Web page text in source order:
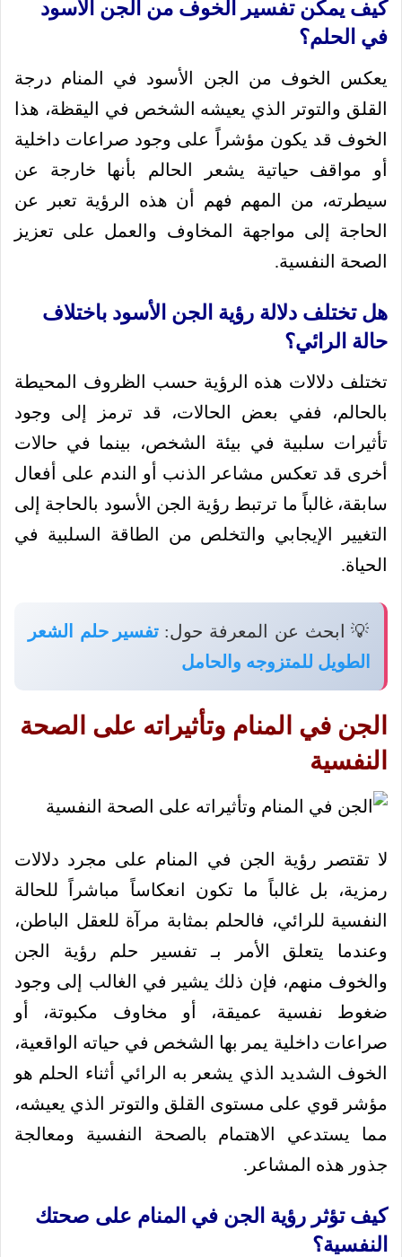
كيف يمكن تفسير الخوف من الجن الأسود
في الحلم؟
يعكس الخوف من الجن الأسود في المنام درجة
القلق والتوتر الذي يعيشه الشخص في اليقظة، هذا
الخوف قد يكون مؤشراً على وجود صراعات داخلية
أو مواقف حياتية يشعر الحالم بأنها خارجة عن
سيطرته، من المهم فهم أن هذه الرؤية تعبر عن
الحاجة إلى مواجهة المخاوف والعمل على تعزيز
الصحة النفسية.
هل تختلف دلالة رؤية الجن الأسود باختلاف
حالة الرائي؟
تختلف دلالات هذه الرؤية حسب الظروف المحيطة
بالحالم، ففي بعض الحالات، قد ترمز إلى وجود
تأثيرات سلبية في بيئة الشخص، بينما في حالات
أخرى قد تعكس مشاعر الذنب أو الندم على أفعال
سابقة، غالباً ما ترتبط رؤية الجن الأسود بالحاجة إلى
التغيير الإيجابي والتخلص من الطاقة السلبية في
الحياة.
💡 ابحث عن المعرفة حول:تفسير حلم الشعر
الطويل للمتزوجه والحامل
الجن في المنام وتأثيراته على الصحة
النفسية
لا تقتصر رؤية الجن في المنام على مجرد دلالات
رمزية، بل غالباً ما تكون انعكاساً مباشراً للحالة
النفسية للرائي، فالحلم بمثابة مرآة للعقل الباطن،
وعندما يتعلق الأمر بـ تفسير حلم رؤية الجن
والخوف منهم، فإن ذلك يشير في الغالب إلى وجود
ضغوط نفسية عميقة، أو مخاوف مكبوتة، أو
صراعات داخلية يمر بها الشخص في حياته الواقعية،
الخوف الشديد الذي يشعر به الرائي أثناء الحلم هو
مؤشر قوي على مستوى القلق والتوتر الذي يعيشه،
مما يستدعي الاهتمام بالصحة النفسية ومعالجة
جذور هذه المشاعر.
كيف تؤثر رؤية الجن في المنام على صحتك
النفسية؟